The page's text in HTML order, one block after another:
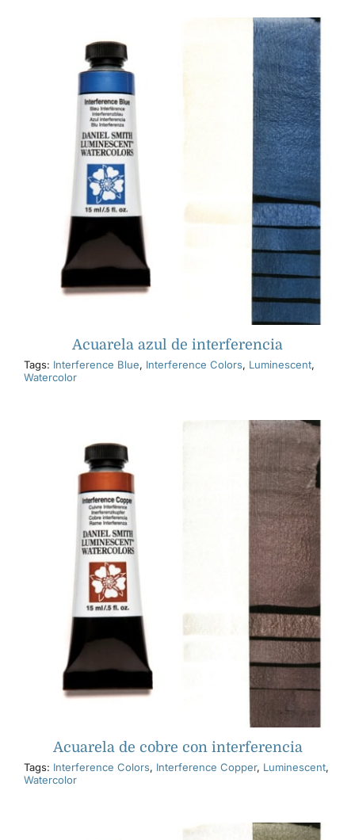
Acuarela azul de interferencia
Tags: Interference Blue, Interference Colors, Luminescent,
Watercolor
Acuarela de cobre con interferencia
Tags: Interference Colors, Interference Copper, Luminescent,
Watercolor